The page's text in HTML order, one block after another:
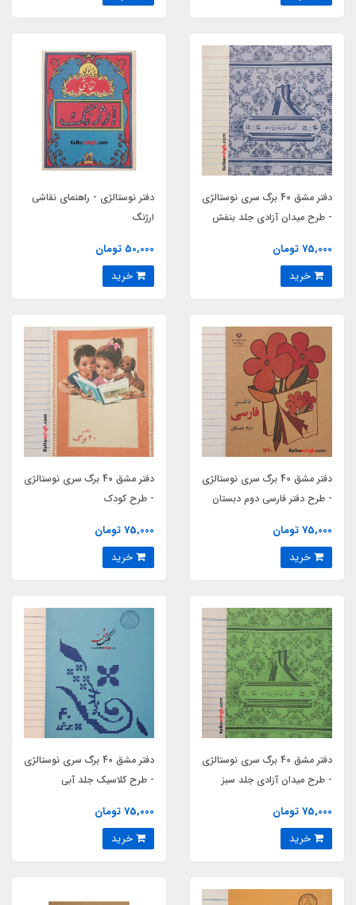
دفتر مشق 40 برگ سری نوستالژی
- طرح میدان آزادی جلد بنفش
75,000 تومان
دفتر نوستالژی - راهنمای نقاشی
ارژنگ
50,000 تومان
دفتر مشق 40 برگ سری نوستالژی
- طرح دفتر فارسی دوم دبستان
75,000 تومان
دفتر مشق 40 برگ سری نوستالژی
- طرح کودک
75,000 تومان
دفتر مشق 40 برگ سری نوستالژی
- طرح میدان آزادی جلد سبز
75,000 تومان
دفتر مشق 40 برگ سری نوستالژی
- طرح کلاسیک جلد آبی
75,000 تومان